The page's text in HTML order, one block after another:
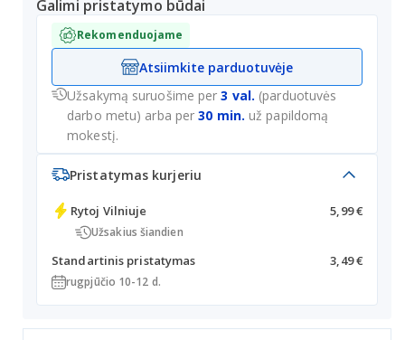
Galimi pristatymo būdai
Rekomenduojame
Atsiimkite parduotuvėje
Užsakymą suruošime per3 val. (parduotuvės
darbo metu) arba per30 min. už papildomą
mokestį.
Pristatymas kurjeriu
Rytoj Vilniuje 5,99 €
Užsakius šiandien
Standartinis pristatymas 3,49 €
rugpjūčio 10-12 d.